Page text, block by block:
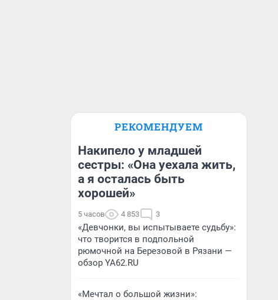
РЕКОМЕНДУЕМ
Накипело у младшей
сестры: «Она уехала жить,
а я осталась быть
хорошей»
5 часов 4 853 3
«Девчонки, вы испытываете судьбу»:
что творится в подпольной
рюмочной на Березовой в Рязани —
обзор YA62.RU
«Мечтал о большой жизни»: